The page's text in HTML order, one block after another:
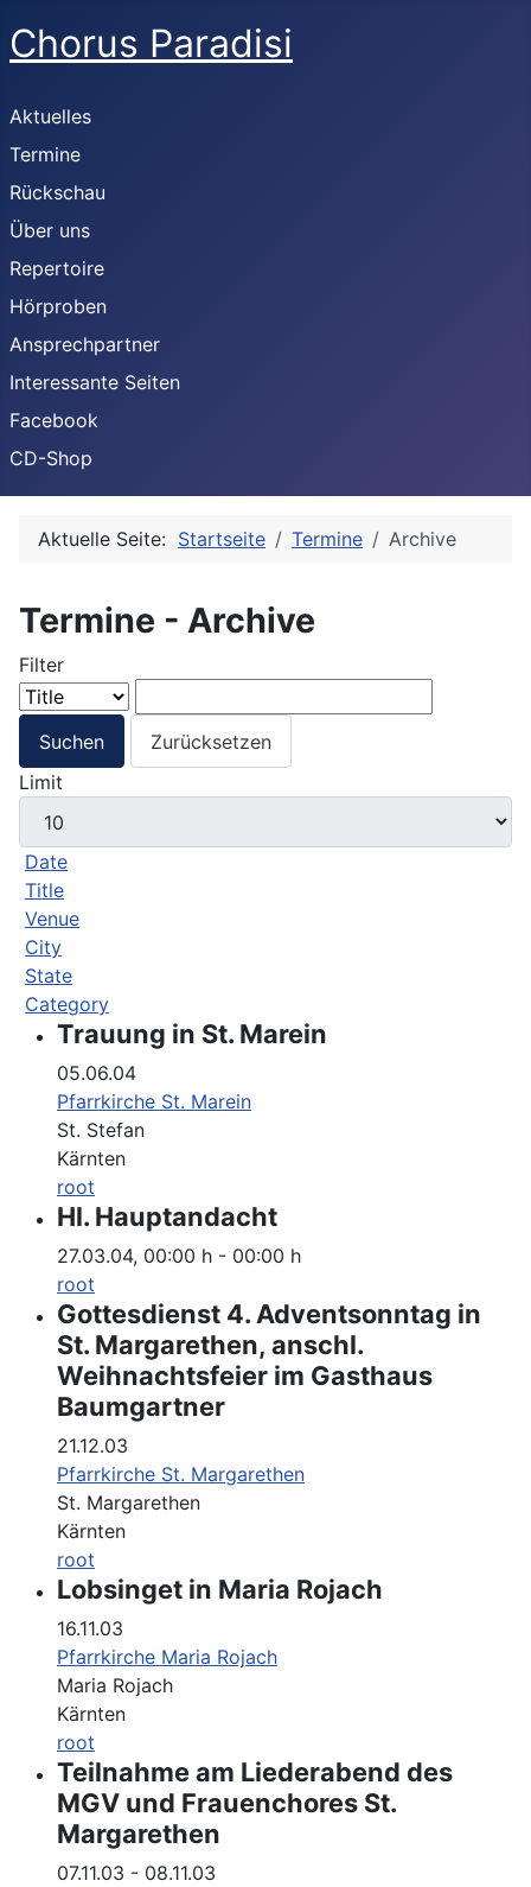
Chorus Paradisi
Aktuelles
Termine
Rückschau
Über uns
Repertoire
Hörproben
Ansprechpartner
Interessante Seiten
Facebook
CD-Shop
Aktuelle Seite: Startseite Termine Archive
Termine - Archive
Filter
Suchen
Zurücksetzen
Limit
Date
Title
Venue
City
State
Category
Trauung in St. Marein
05.06.04
Pfarrkirche St. Marein
St. Stefan
Kärnten
root
Hl. Hauptandacht
27.03.04, 00:00 h - 00:00 h
root
Gottesdienst 4. Adventsonntag in
St. Margarethen, anschl.
Weihnachtsfeier im Gasthaus
Baumgartner
21.12.03
Pfarrkirche St. Margarethen
St. Margarethen
Kärnten
root
Lobsinget in Maria Rojach
16.11.03
Pfarrkirche Maria Rojach
Maria Rojach
Kärnten
root
Teilnahme am Liederabend des
MGV und Frauenchores St.
Margarethen
07.11.03 - 08.11.03